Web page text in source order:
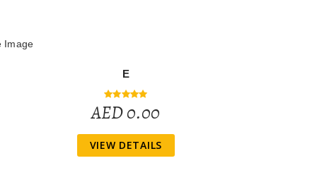
E
AED 0.00
VIEW DETAILS